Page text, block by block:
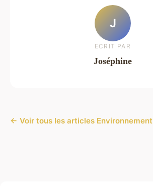
J
ECRIT PAR
Joséphine
← Voir tous les articles Environnement